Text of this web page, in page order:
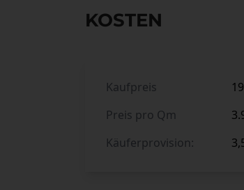
KOSTEN
Kaufpreis
Preis pro Qm
Käuferprovision: